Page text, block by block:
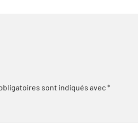
sont indiqués avec*